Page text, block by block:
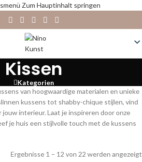
Zum Hauptinhalt springen
Kissen
Kategorien
van hoogwaardige materialen en unieke
kussens tot shabby-chique stijlen, vind
interieur. Laat je inspireren door onze
je huis een stijlvolle touch met de kussens
Ergebnisse 1 – 12 von 22 werden angezeigt